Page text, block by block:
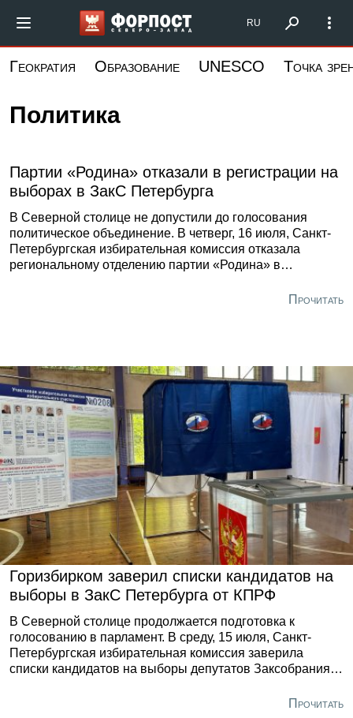
основному
Форпост Северо-Запад
RU
Геократия Образование UNESCO Точка
Политика
Партии «Родина» отказали в регистрации на
выборах в ЗакС Петербурга
В Северной столице не допустили до голосования
политическое объединение. В четверг, 16 июля, Санкт-
Петербургская избирательная комиссия отказала
региональному отделению партии «Родина» в
Законодательное собрание восьмого созыва. Об этом
Прочитать
Горизбирком заверил списки кандидатов на
выборы в ЗакС Петербурга от КПРФ
В Северной столице продолжается подготовка к
голосованию в парламент. В среду, 15 июля, Санкт-
Петербургская избирательная комиссия заверила
списки кандидатов на выборы депутатов Заксобрания
Прочитать